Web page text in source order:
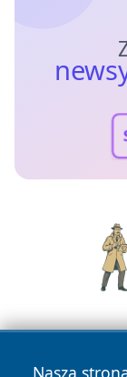
Nasza